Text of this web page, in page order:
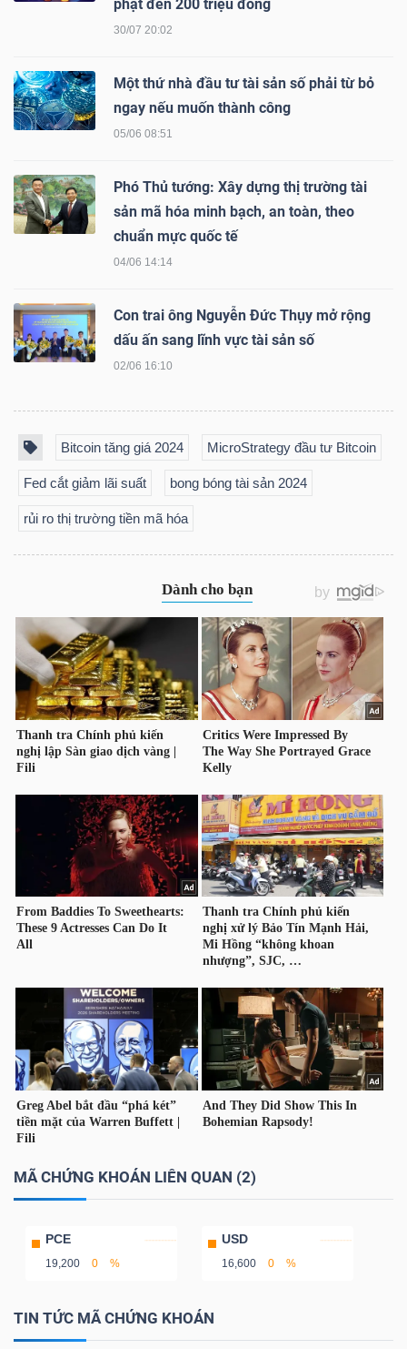
phạt đến 200 triệu đồng
30/07 20:02
Một thứ nhà đầu tư tài sản số phải từ bỏ
ngay nếu muốn thành công
05/06 08:51
Phó Thủ tướng: Xây dựng thị trường tài
sản mã hóa minh bạch, an toàn, theo
chuẩn mực quốc tế
04/06 14:14
Con trai ông Nguyễn Đức Thụy mở rộng
dấu ấn sang lĩnh vực tài sản số
02/06 16:10
Bitcoin tăng giá 2024 MicroStrategy đầu tư Bitcoin
Fed cắt giảm lãi suất bong bóng tài sản 2024
rủi ro thị trường tiền mã hóa
MÃ CHỨNG KHOÁN LIÊN QUAN (2)
PCE
19,200 0 %
USD
16,600 0 %
TIN TỨC MÃ CHỨNG KHOÁN
TIÊU
YẾU
CHĂM
SÓC
SỨC
CHÍNH
CÔNG
NGHỆ
THÔNG
TIN
TRUYỀN
THÔNG
TIỆN
ĐỘNG
SẢN
Mã
chứng
(-)